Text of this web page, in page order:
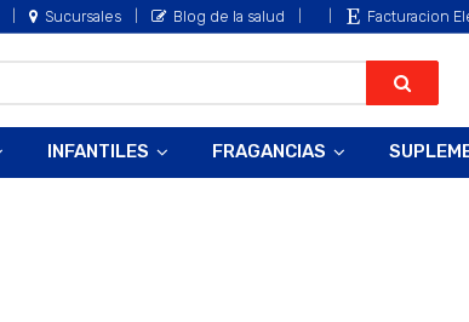
Sucursales Blog de la salud Facturacion
INFANTILES FRAGANCIAS